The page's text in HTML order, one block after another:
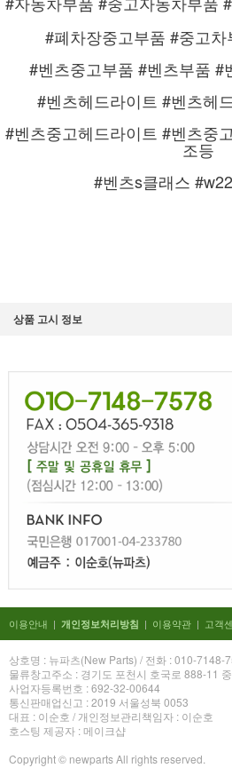
#폐차장중고부품 #중고
#벤츠중고부품 #벤츠부품 #
#벤츠헤드라이트 #벤츠헤
#벤츠중고헤드라이트 #벤츠중
조등
#벤츠s클래스
상품 고시 정보
이용안내 | 개인정보처리방침 | 이용약관 | 고객
상호명 : 뉴파츠(New Parts) / 전화 : 010-7148-
물류창고주소 : 경기도 포천시 호국로 888-11
사업자등록번호 : 692-32-00644
통신판매업신고 : 2019 서울성북 0053
대표 : 이순호 / 개인정보관리책임자 : 이순호
호스팅 제공자 : 메이크샵
Copyright © newparts All rights reserved.